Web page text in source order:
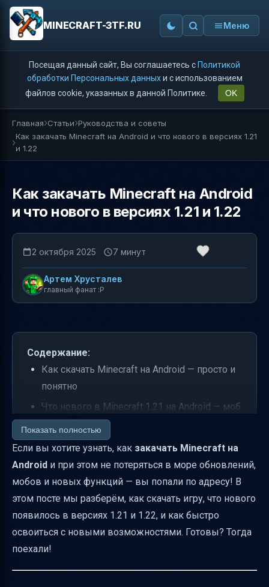
MINECRAFT-3TF.RU Меню
Посещая данный сайт, Вы соглашаетесь с Политикой
обработки Персональных данныхи с использованием
файлов cookie, указанных в данной Политике.
OK
Главная Статьи Руководства и советы
Как закачать Minecraft на Android и что нового в версиях 1.21
и 1.22
Как закачать Minecraft на Android
и что нового в версиях 1.21 и 1.22
2 октября 2025 7 минут
Артем Хрусталев
главный фанат :P
Содержание:
Как скачать Minecraft на Android — просто и
понятно
Что нового в Minecraft 1.21 на Android — моб
Бриз, Броненосец и Палата испытаний
Обновление 1.22 — Скрипун, Бледный сад и
Смоляные блоки
Тестовые версии 1.21.120.20–1.21.120.22 —
исправления и улучшения
Релизная версия 1.21.101.01 — важный хот-
фикс
стиль и функциональность
Показать полностью
Если вы хотите узнать, как закачать Minecraft на
Android и при этом не потеряться в море обновлений,
мобов и новых функций — вы попали по адресу! В
этом посте мы разберём, как скачать игру, что нового
появилось в версиях 1.21 и 1.22, и как быстро
освоиться с новыми возможностями. Готовы? Тогда
поехали!